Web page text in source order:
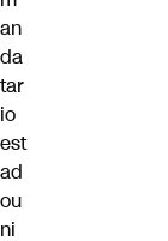
an
da
tar
io
est
ad
ou
ni